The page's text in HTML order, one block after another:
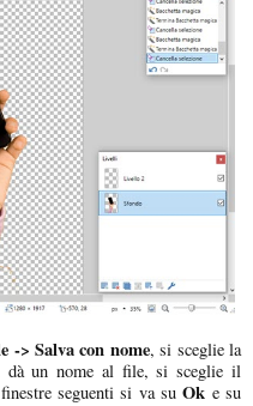
-> Salva con nome, si sceglie la
un nome al file, si sceglie il
seguenti si va suOk e su